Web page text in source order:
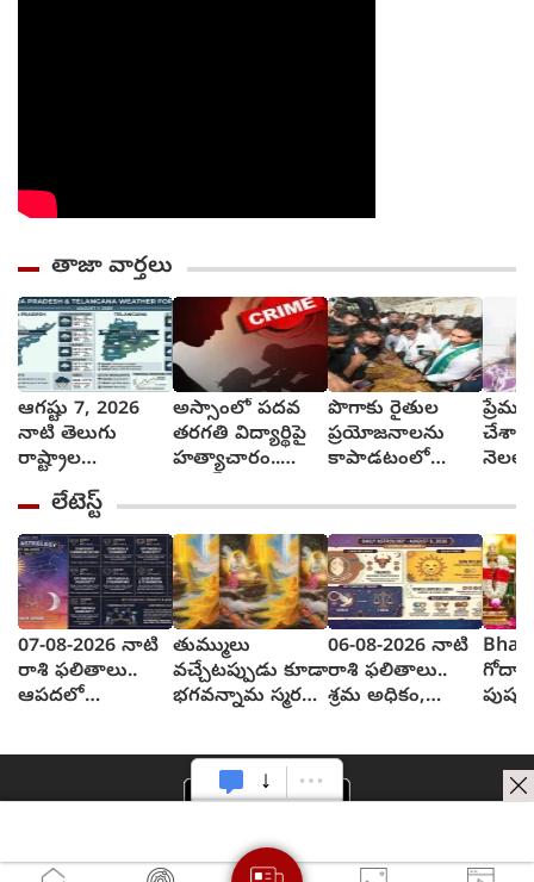
తాజా వార్తలు
ఆగష్టు 7, 2026
నాటి తెలుగు
రాష్ట్రాల
వాతావరణ సూచన
ఎలా వుందంటే..?
అస్సాంలో పదవ
తరగతి విద్యార్థిపై
హత్యాచారం..
తల్లి.. మంచంపై
విగతజీవిగా..?
పొగాకు రైతుల
ప్రయోజనాలను
కాపాడటంలో
వైఎస్ జగన్
ప్రేమ
నెలల
లేటెస్ట్
07-08-2026 నాటి
రాశి ఫలితాలు..
ఆపదలో
తుమ్ములు
వచ్చేటప్పుడు కూడా
భగవన్నామ స్మరణ
కథేంటి?
06-08-2026 నాటి
రాశి ఫలితాలు..
శ్రమ అధికం,